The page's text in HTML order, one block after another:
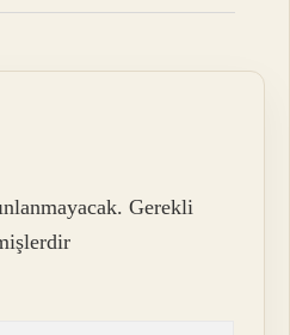
Gerekli